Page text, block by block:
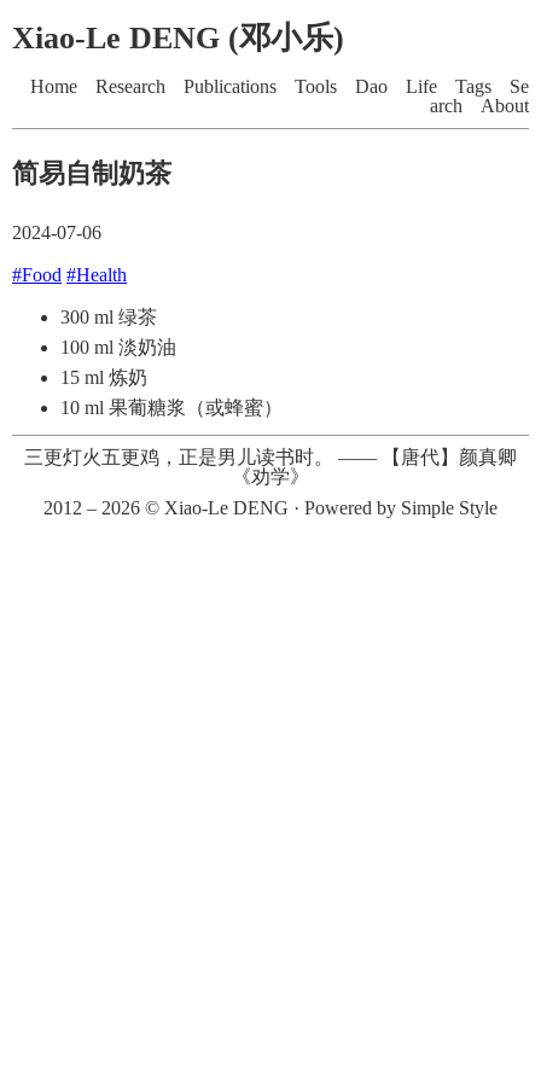
Xiao-Le DENG (邓小乐)
Home Research Publications Tools Dao Life Tags
Se
arch
About
简易自制奶茶
2024-07-06
#Food #Health
300 ml 绿茶
100 ml 淡奶油
15 ml 炼奶
10 ml 果葡糖浆（或蜂蜜）
三更灯火五更鸡，正是男儿读书时。 ——
【唐代】颜真卿
《劝学》
2012 – 2026 © Xiao-Le DENG · Powered by Simple Style